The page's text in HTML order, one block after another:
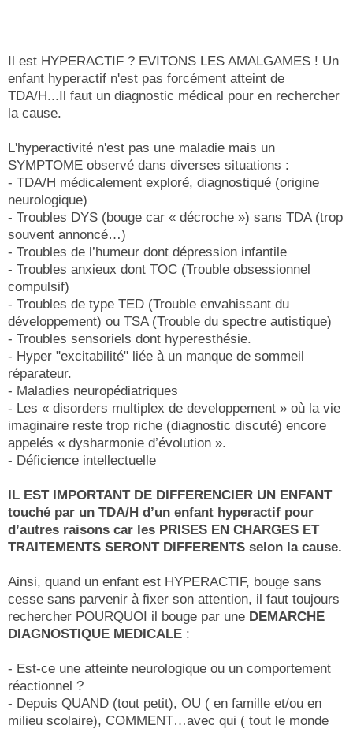
Il est HYPERACTIF ? EVITONS LES AMALGAMES ! Un
enfant hyperactif n'est pas forcément atteint de
TDA/H...Il faut un diagnostic médical pour en rechercher
la cause.
L'hyperactivité n'est pas une maladie mais un
SYMPTOME observé dans diverses situations :
- TDA/H médicalement exploré, diagnostiqué (origine
neurologique)
- Troubles DYS (bouge car « décroche ») sans TDA (trop
souvent annoncé…)
- Troubles de l’humeur dont dépression infantile
- Troubles anxieux dont TOC (Trouble obsessionnel
compulsif)
- Troubles de type TED (Trouble envahissant du
développement) ou TSA (Trouble du spectre autistique)
- Troubles sensoriels dont hyperesthésie.
- Hyper "excitabilité" liée à un manque de sommeil
réparateur.
- Maladies neuropédiatriques
- Les « disorders multiplex de developpement » où la vie
imaginaire reste trop riche (diagnostic discuté) encore
appelés « dysharmonie d’évolution ».
- Déficience intellectuelle
IL EST IMPORTANT DE DIFFERENCIER UN ENFANT
touché par un TDA/H d’un enfant hyperactif pour
d’autres raisons car les PRISES EN CHARGES ET
TRAITEMENTS SERONT DIFFERENTS selon la cause.
Ainsi, quand un enfant est HYPERACTIF, bouge sans
cesse sans parvenir à fixer son attention, il faut toujours
rechercher POURQUOI il bouge par une DEMARCHE
DIAGNOSTIQUE MEDICALE :
- Est-ce une atteinte neurologique ou un comportement
réactionnel ?
- Depuis QUAND (tout petit), OU ( en famille et/ou en
milieu scolaire), COMMENT…avec qui ( tout le monde